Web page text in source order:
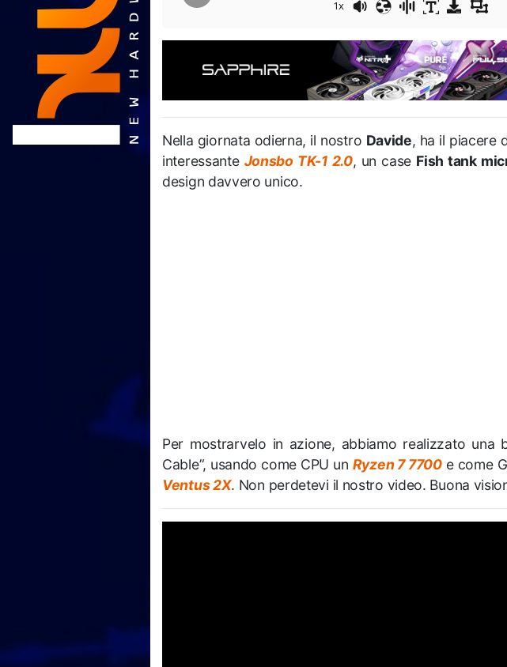
1x
Nella giornata odierna, il nostro Davide, ha il piacere
interessante Jonsbo TK-1 2.0, un case Fish tank
design davvero unico.
Per mostrarvelo in azione, abbiamo realizzato una
Cable”, usando come CPU un Ryzen 7 7700e come
Ventus 2X. Non perdetevi il nostro video. Buona